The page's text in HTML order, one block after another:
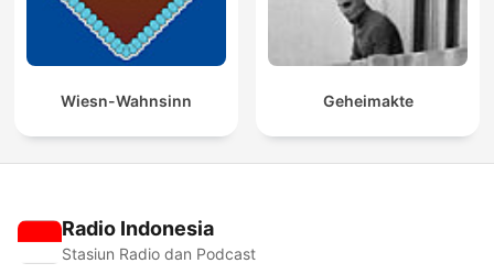
Wiesn-Wahnsinn Geheimakte
Radio Indonesia
Stasiun Radio dan Podcast